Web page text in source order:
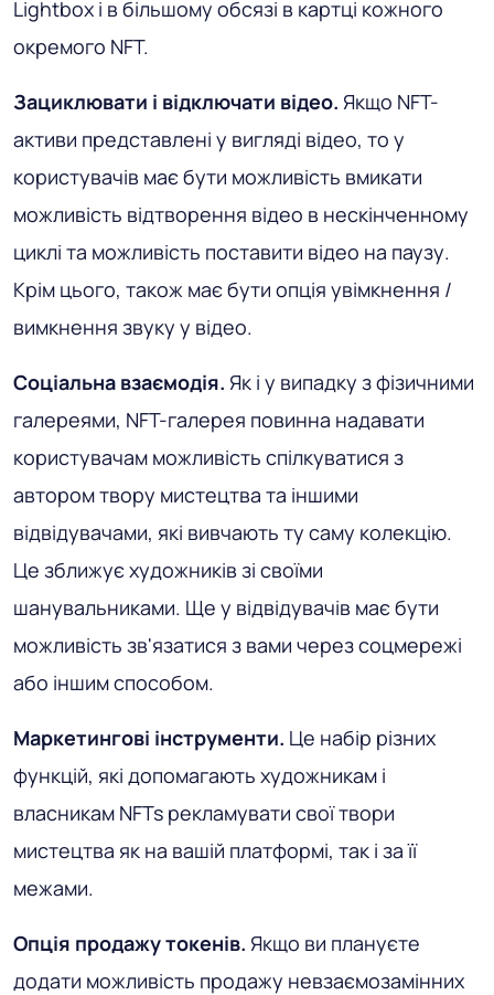
Lightbox і в більшому обсязі в картці кожного
окремого NFT.
Зациклювати і відключати відео. Якщо NFT-
активи представлені у вигляді відео, то у
користувачів має бути можливість вмикати
можливість відтворення відео в нескінченному
циклі та можливість поставити відео на паузу.
Крім цього, також має бути опція увімкнення /
вимкнення звуку у відео.
Соціальна взаємодія. Як і у випадку з фізичними
галереями, NFT-галерея повинна надавати
користувачам можливість спілкуватися з
автором твору мистецтва та іншими
відвідувачами, які вивчають ту саму колекцію.
Це зближує художників зі своїми
шанувальниками. Ще у відвідувачів має бути
можливість зв'язатися з вами через соцмережі
або іншим способом.
Маркетингові інструменти. Це набір різних
функцій, які допомагають художникам і
власникам NFTs рекламувати свої твори
мистецтва як на вашій платформі, так і за її
межами.
Опція продажу токенів. Якщо ви плануєте
додати можливість продажу невзаємозамінних